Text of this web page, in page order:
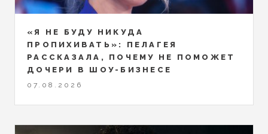
«Я НЕ БУДУ НИКУДА
ПРОПИХИВАТЬ»: ПЕЛАГЕЯ
РАССКАЗАЛА, ПОЧЕМУ НЕ ПОМОЖЕТ
ДОЧЕРИ В ШОУ-БИЗНЕСЕ
07.08.2026